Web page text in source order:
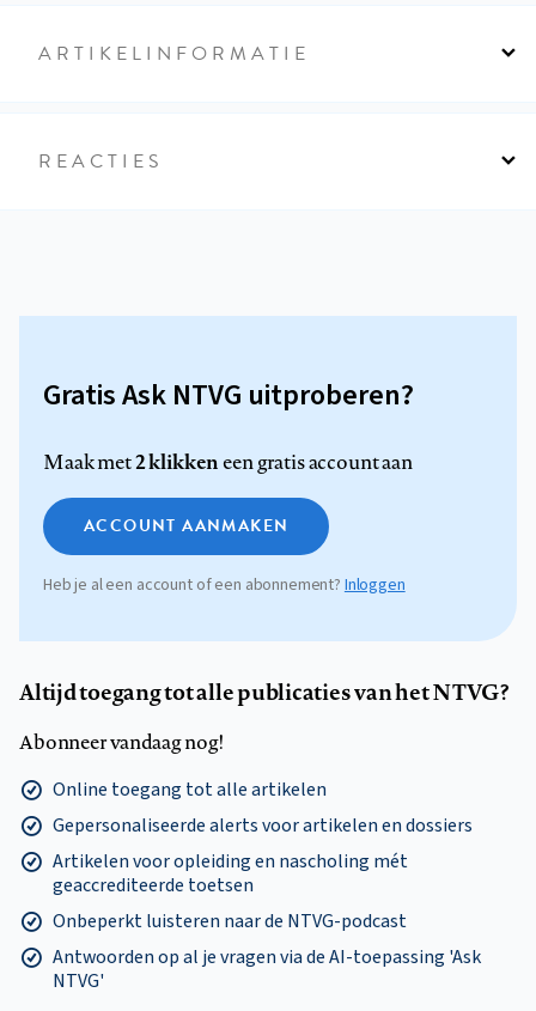
ARTIKELINFORMATIE
REACTIES
Gratis Ask NTVG uitproberen?
Maak met2 klikkeneen gratis account aan
ACCOUNT AANMAKEN
Heb je al een account of een abonnement?Inloggen
Altijd toegang tot alle publicaties van het NTVG?
Abonneer vandaag nog!
Online toegang tot alle artikelen
Gepersonaliseerde alerts voor artikelen en dossiers
Artikelen voor opleiding en nascholing mét
geaccrediteerde toetsen
Onbeperkt luisteren naar de NTVG-podcast
Antwoorden op al je vragen via de AI-toepassing 'Ask
NTVG'